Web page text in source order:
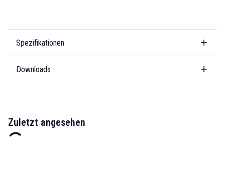
Spezifikationen
Downloads
Zuletzt angesehen